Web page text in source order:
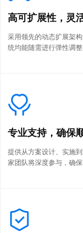
高可扩展性，灵
采用领先的动态扩展架
统均能随需进行弹性调
专业支持，确保
提供从方案设计、实施
家团队将深度参与，确